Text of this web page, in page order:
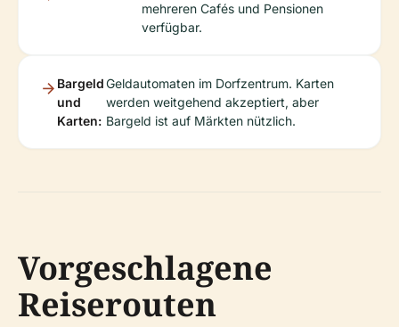
mehreren Cafés und Pensionen
verfügbar.
Bargeld
und
Karten:
Geldautomaten im Dorfzentrum. Karten
werden weitgehend akzeptiert, aber
Bargeld ist auf Märkten nützlich.
Vorgeschlagene
Reiserouten